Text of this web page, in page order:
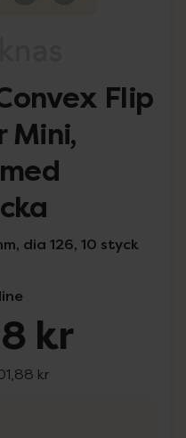
Flip
Mini,
dia 126, 10 styck
kr
kr